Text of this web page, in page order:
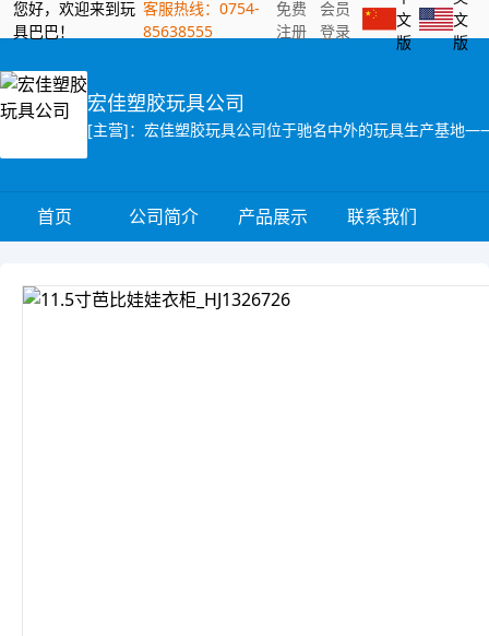
您好，欢迎来到玩
具巴巴！
客服热线：0754-
85638555
免费
注册
会员
登录
文
版
文
版
宏佳塑胶玩具公司
首页 公司简介 产品展示 联系我们